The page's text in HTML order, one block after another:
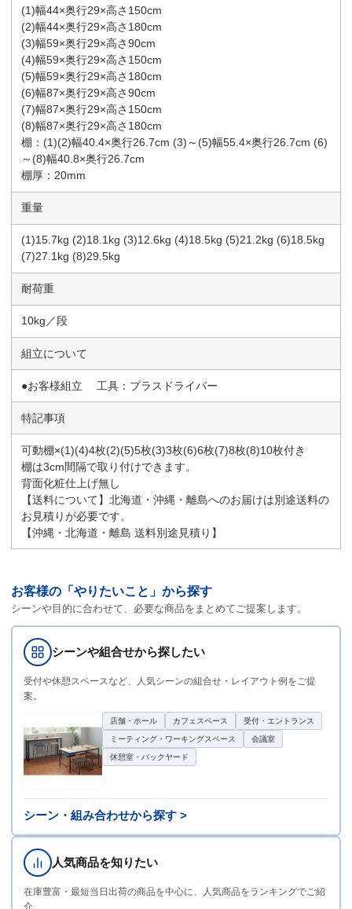
(1)幅44×奥行29×高さ150cm
(2)幅44×奥行29×高さ180cm
(3)幅59×奥行29×高さ90cm
(4)幅59×奥行29×高さ150cm
(5)幅59×奥行29×高さ180cm
(6)幅87×奥行29×高さ90cm
(7)幅87×奥行29×高さ150cm
(8)幅87×奥行29×高さ180cm
棚：(1)(2)幅40.4×奥行26.7cm (3)～(5)幅55.4×奥行26.7cm (6)
～(8)幅40.8×奥行26.7cm
棚厚：20mm
重量
(1)15.7kg (2)18.1kg (3)12.6kg (4)18.5kg (5)21.2kg (6)18.5kg
(7)27.1kg (8)29.5kg
耐荷重
10kg／段
組立について
●お客様組立 工具：プラスドライバー
特記事項
可動棚×(1)(4)4枚(2)(5)5枚(3)3枚(6)6枚(7)8枚(8)10枚付き
棚は3cm間隔で取り付けできます。
背面化粧仕上げ無し
【送料について】北海道・沖縄・離島へのお届けは別途送料の
お見積りが必要です。
【沖縄・北海道・離島 送料別途見積り】
お客様の「やりたいこと」から探す
シーンや目的に合わせて、必要な商品をまとめてご提案します。
シーンや組合せから探したい
受付や休憩スペースなど、人気シーンの組合せ・レイアウト例をご提
案。
店舗・ホール カフェスペース 受付・エントランス
ミーティング・ワーキングスペース 会議室
休憩室・バックヤード
シーン・組み合わせから探す >
人気商品を知りたい
在庫豊富・最短当日出荷の商品を中心に、人気商品をランキングでご紹
介。